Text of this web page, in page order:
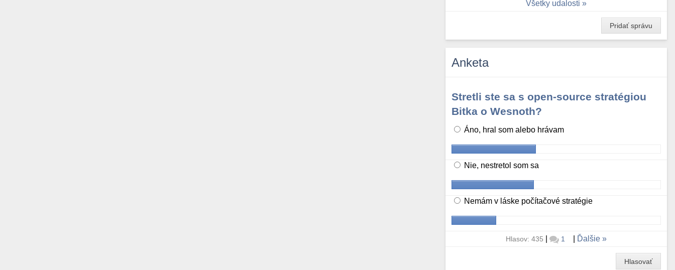
Všetky udalosti
Pridať správu
Anketa
Stretli ste sa s open-source stratégiou
Bitka o Wesnoth?
Áno, hral som alebo hrávam
Nie, nestretol som sa
Nemám v láske počítačové stratégie
Hlasov: 435 | 1 Ďalšie
Hlasovať